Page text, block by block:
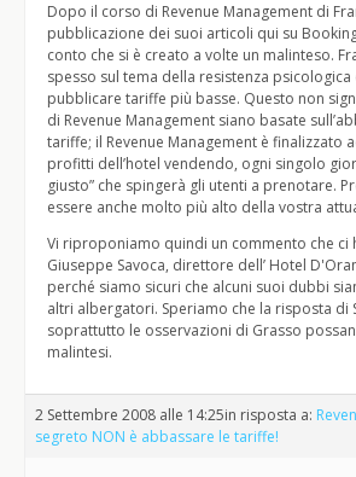
Dopo il corso di Revenue Management di
pubblicazione dei suoi articoli qui su
conto che si è creato a volte un malinteso.
spesso sul tema della resistenza
pubblicare tariffe più basse. Questo non
di Revenue Management siano basate
tariffe; il Revenue Management è finalizzato
profitti dell’hotel vendendo, ogni singolo
giusto” che spingerà gli utenti a prenotare.
essere anche molto più alto della vostra
Vi riproponiamo quindi un commento che ci
Giuseppe Savoca, direttore dell’ Hotel
perché siamo sicuri che alcuni suoi dubbi
altri albergatori. Speriamo che la risposta di
soprattutto le osservazioni di Grasso
malintesi.
2 Settembre 2008 alle 14:25in risposta a:
segreto NON è abbassare le tariffe!